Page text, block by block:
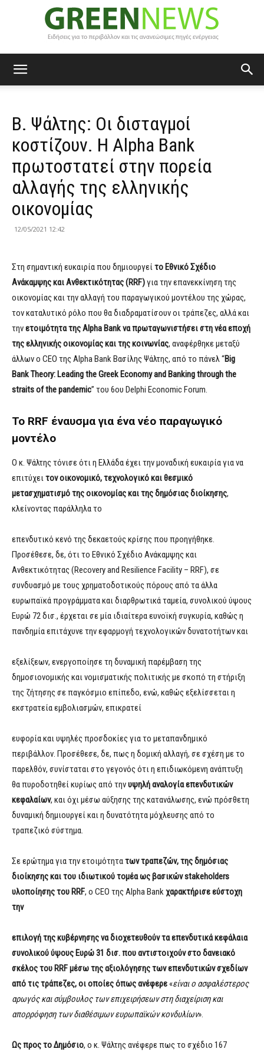
News
Β. Ψάλτης: Οι δισταγμοί
κοστίζουν. Η Alpha Bank
πρωτοστατεί στην πορεία
αλλαγής της ελληνικής
οικονομίας
12/05/2021 12:42
Στη σημαντική ευκαιρία που δημιουργείτο ΕθνικόΣχέδιο
Ανάκαμψης και Ανθεκτικότητας (RRF)για την επανεκκίνηση της
οικονομίας και την αλλαγή του παραγωγικού μοντέλου της χώρας,
τον καταλυτικό ρόλο που θα διαδραματίσουν οι τράπεζες, αλλά και
τηνετοιμότητα της Alpha Bank να πρωταγωνιστήσει στηνέα εποχή
της ελληνικής οικονομίας και της κοινωνίας, αναφέρθηκε μεταξύ
άλλων ο CEO της Alpha Bank Βασίλης Ψάλτης, από το πάνελ “Big
Bank Theory: Leading the Greek Economy and Banking through the
straits of the pandemic” του 6ου Delphi Economic Forum.
Το RRF έναυσμα για ένα νέο παραγωγικό
μοντέλο
Ο κ. Ψάλτης τόνισε ότι η Ελλάδα έχει την μοναδική ευκαιρία για να
επιτύχειτονοικονομικό,τεχνολογικόκαι θεσμικό
μετασχηματισμό της οικονομίας και της δημόσιας διοίκησης,
κλείνοντας παράλληλα το
επενδυτικό κενό της δεκαετούς κρίσης που προηγήθηκε.
Προσέθεσε, δε, ότι το Εθνικό Σχέδιο Ανάκαμψης και
Ανθεκτικότητας (Recovery and Resilience Facility – RRF), σε
συνδυασμό με τους χρηματοδοτικούς πόρους από τα άλλα
ευρωπαϊκά προγράμματα και διαρθρωτικά ταμεία, συνολικού ύψους
Ευρώ 72 δισ., έρχεται σε μία ιδιαίτερα ευνοϊκή συγκυρία, καθώς η
πανδημία επιτάχυνε την εφαρμογή τεχνολογικών δυνατοτήτων και
εξελίξεων, ενεργοποίησε τη δυναμική παρέμβαση της
δημοσιονομικής και νομισματικής πολιτικής με σκοπό τη στήριξη
της ζήτησης σε παγκόσμιο επίπεδο, ενώ, καθώς εξελίσσεται η
εκστρατεία εμβολιασμών, επικρατεί
ευφορία και υψηλές προσδοκίες για το μεταπανδημικό
περιβάλλον. Προσέθεσε, δε, πως η δομική αλλαγή, σε σχέση με το
παρελθόν, συνίσταται στο γεγονός ότι η επιδιωκόμενη ανάπτυξη
θα πυροδοτηθεί κυρίως από τηνυψηλήαναλογίαεπενδυτικών
κεφαλαίων, και όχι μέσω αύξησης της κατανάλωσης, ενώ πρόσθετη
δυναμική δημιουργεί και η δυνατότητα μόχλευσης από το
τραπεζικό σύστημα.
Σε ερώτημα για την ετοιμότητατωντραπεζών,τηςδημόσιας
διοίκησηςκαιτου ιδιωτικούτομέαωςβασικών stakeholders
υλοποίησης του RRF, o CEO της Alpha Bankχαρακτήρισε εύστοχη
την
επιλογή της κυβέρνησης να διοχετευθούν τα επενδυτικά κεφάλαια
συνολικού ύψους Ευρώ 31 δισ. που αντιστοιχούν στο δανειακό
σκέλος του RRF μέσω της αξιολόγησης των επενδυτικών σχεδίων
από τις τράπεζες, οι οποίες όπως ανέφερε «είναι ο ασφαλέστερος
αρωγός και σύμβουλος των επιχειρήσεων στη διαχείριση και
απορρόφηση των διαθέσιμων ευρωπαϊκών κονδυλίων».
ΩςπροςτοΔημόσιο, ο κ. Ψάλτης ανέφερε πως το σχέδιο 167